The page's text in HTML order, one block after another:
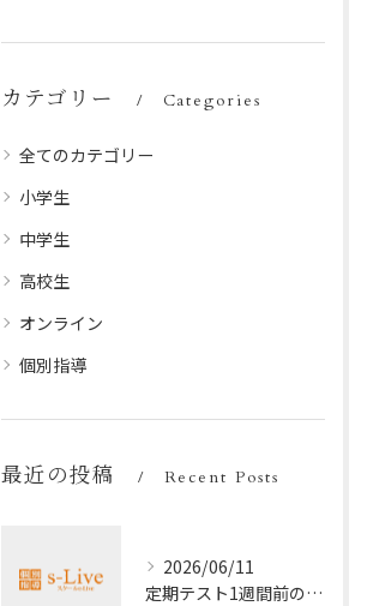
カテゴリー Categories
全てのカテゴリー
小学生
中学生
高校生
オンライン
個別指導
最近の投稿 Recent Posts
2026/06/11
定期テスト1週間前の効率暗記法